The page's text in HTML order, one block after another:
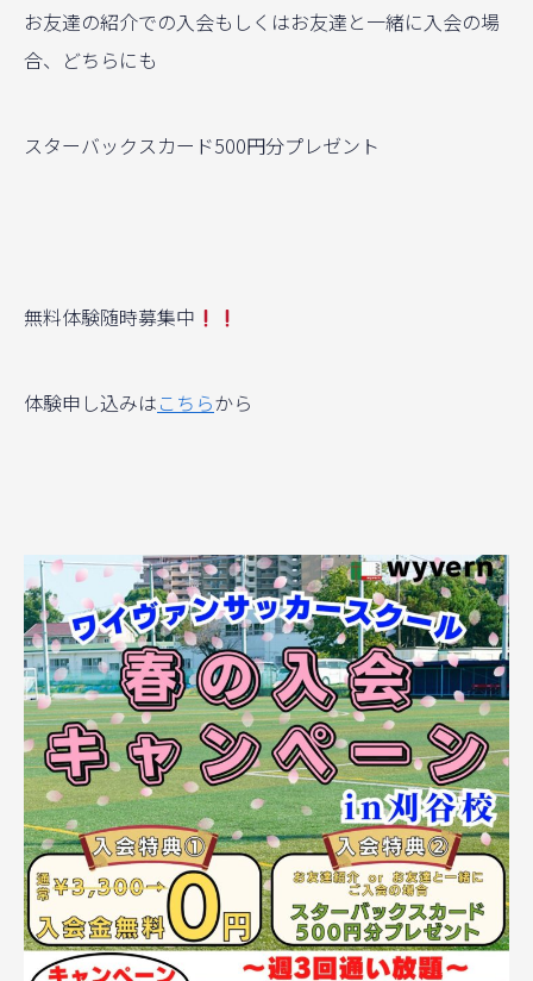
お友達の紹介での入会もしくはお友達と一緒に入会の場
合、どちらにも
スターバックスカード500円分プレゼント
無料体験随時募集中
体験申し込みはこちらから